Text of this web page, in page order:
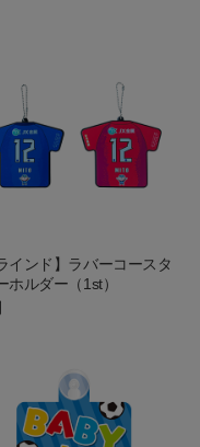
インド】ラバーコースタ
ホルダー（1st）